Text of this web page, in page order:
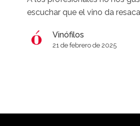
escuchar que el vino da
Vinófilos
21 de febrero de 2025